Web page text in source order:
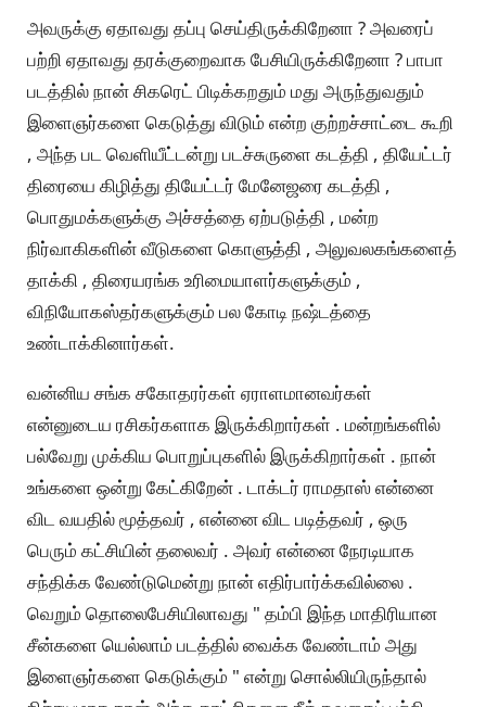
அவருக்கு ஏதாவது தப்பு செய்திருக்கிறேனா ? அவரைப்
பற்றி ஏதாவது தரக்குறைவாக பேசியிருக்கிறேனா ? பாபா
படத்தில் நான் சிகரெட் பிடிக்கறதும் மது அருந்துவதும்
இளைஞர்களை கெடுத்து விடும் என்ற குற்றச்சாட்டை கூறி
, அந்த பட வெளியீட்டன்று படச்சுருளை கடத்தி , தியேட்டர்
திரையை கிழித்து தியேட்டர் மேனேஜரை கடத்தி ,
பொதுமக்களுக்கு அச்சத்தை ஏற்படுத்தி , மன்ற
நிர்வாகிகளின் வீடுகளை கொளுத்தி , அலுவலகங்களைத்
தாக்கி , திரையரங்க உரிமையாளர்களுக்கும் ,
விநியோகஸ்தர்களுக்கும் பல கோடி நஷ்டத்தை
உண்டாக்கினார்கள்.
வன்னிய சங்க சகோதரர்கள் ஏராளமானவர்கள்
என்னுடைய ரசிகர்களாக இருக்கிறார்கள் . மன்றங்களில்
பல்வேறு முக்கிய பொறுப்புகளில் இருக்கிறார்கள் . நான்
உங்களை ஒன்று கேட்கிறேன் . டாக்டர் ராமதாஸ் என்னை
விட வயதில் மூத்தவர் , என்னை விட படித்தவர் , ஒரு
பெரும் கட்சியின் தலைவர் . அவர் என்னை நேரடியாக
சந்திக்க வேண்டுமென்று நான் எதிர்பார்க்கவில்லை .
வெறும் தொலைபேசியிலாவது " தம்பி இந்த மாதிரியான
சீன்களை யெல்லாம் படத்தில் வைக்க வேண்டாம் அது
இளைஞர்களை கெடுக்கும் " என்று சொல்லியிருந்தால்